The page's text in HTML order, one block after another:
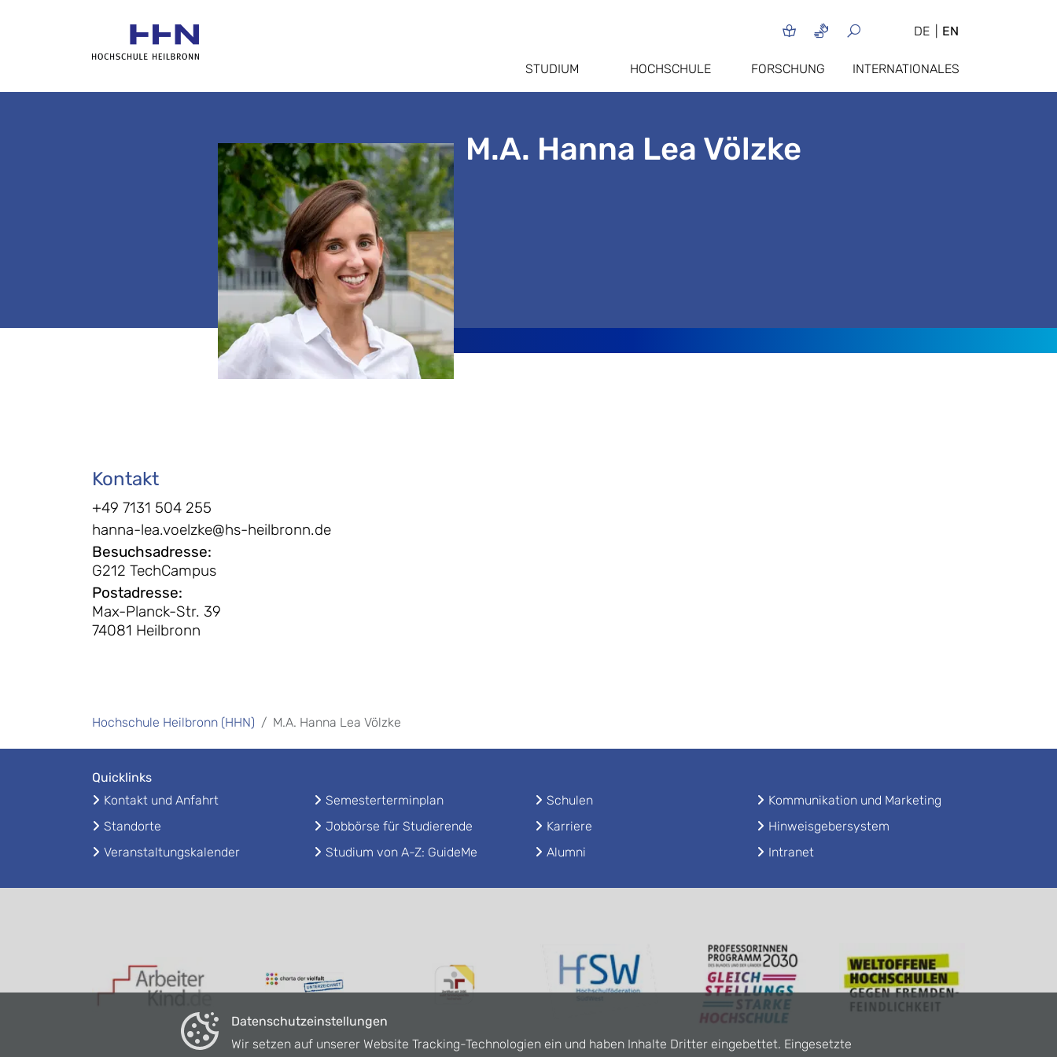
DE EN
STUDIUM HOCHSCHULE FORSCHUNG INTERNATIONALES
M.A. Hanna Lea Völzke
Kontakt
+49 7131 504 255
hanna-lea.voelzke@hs-heilbronn.de
Besuchsadresse:
G212 TechCampus
Postadresse:
Max-Planck-Str. 39
74081 Heilbronn
Hochschule Heilbronn (HHN) M.A. Hanna Lea Völzke
Quicklinks
Kontakt und Anfahrt
Standorte
Veranstaltungskalender
Semesterterminplan
Jobbörse für Studierende
Studium von A-Z: GuideMe
Schulen
Karriere
Alumni
Kommunikation und Marketing
Hinweisgebersystem
Intranet
Datenschutzeinstellungen
Wir setzen auf unserer Website Tracking-Technologien ein und haben Inhalte Dritter eingebettet. Eingesetzte